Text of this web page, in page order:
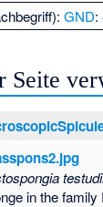
GND:
Seite
in the family